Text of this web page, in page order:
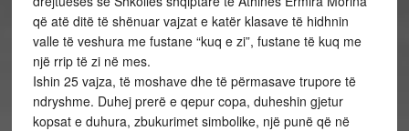
që atë ditë të shënuar vajzat e katër klasave të hidhnin
valle të veshura me fustane “kuq e zi”, fustane të kuq me
një rrip të zi në mes.
Ishin 25 vajza, të moshave dhe të përmasave trupore të
ndryshme. Duhej prerë e qepur copa, duheshin gjetur
kopsat e duhura, zbukurimet simbolike, një punë që në